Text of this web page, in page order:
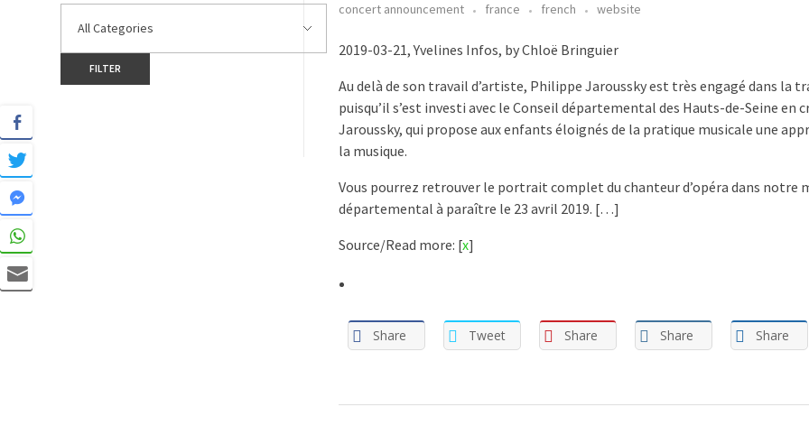
concert announcement
france french website
2019-03-21, Yvelines Infos, by Chloë Bringuier
Au delà de son travail d’artiste, Philippe Jaroussky est très engagé dans la
puisqu’il s’est investi avec le Conseil départemental des Hauts-de-Seine en
Jaroussky, qui propose aux enfants éloignés de la pratique musicale une
la musique.
Vous pourrez retrouver le portrait complet du chanteur d’opéra dans notre
départemental à paraître le 23 avril 2019. […]
Source/Read more: [x]
Share Tweet Share Share Share